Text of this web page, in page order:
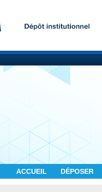
ACCUEIL DÉPOSER